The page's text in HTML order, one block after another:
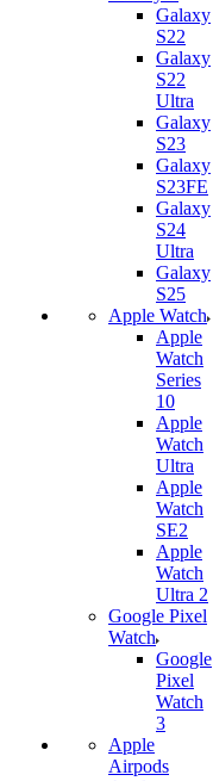
Galaxy
S22
Galaxy
S22
Ultra
Galaxy
S23
Galaxy
S23FE
Galaxy
S24
Ultra
Galaxy
S25
Apple Watch
Apple
Watch
Series
10
Apple
Watch
Ultra
Apple
Watch
SE2
Apple
Watch
Ultra 2
Google Pixel
Watch
Google
Pixel
Watch
3
Apple
Airpods